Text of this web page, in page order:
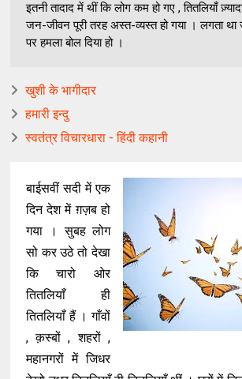
इतनी तादाद में थीं कि लोग कम हो गए , तितलियाँ
जन-जीवन पूरी तरह अस्त-व्यस्त हो गया । लगता
पर हमला बोल दिया हो ।
खुशी के भागीदार
हमारी इन्दु
स्वतंत्र विचारधारा - हिंदी कहानी
बाईसवीं सदी में एक
दिन देश में ग़ज़ब हो
गया । सुबह लोग
सो कर उठे तो देखा
कि चारो ओर
तितलियाँ ही
तितलियाँ हैं । गाँवों
, क़स्बों , शहरों ,
महानगरों में जिधर